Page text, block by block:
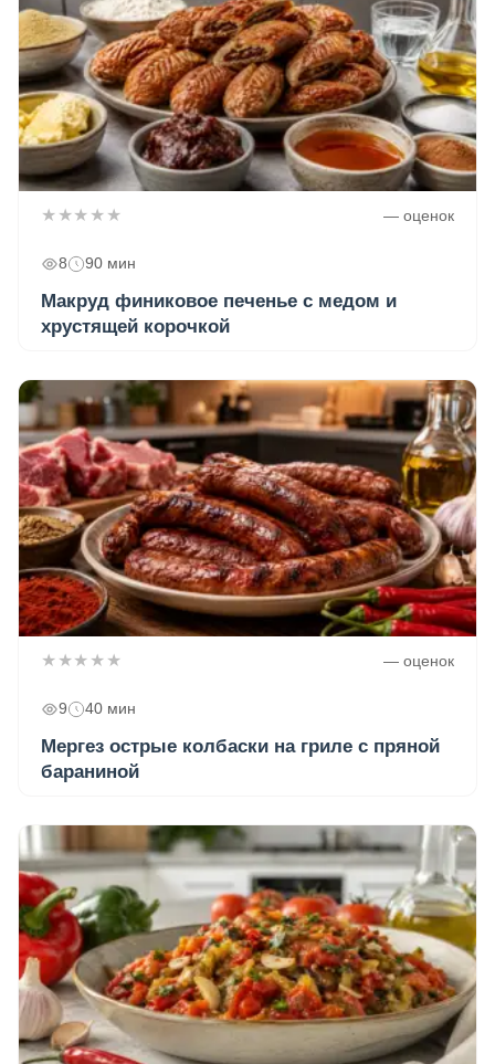
★★★★★ — оценок
8 90 мин
Макруд финиковое печенье с медом и
хрустящей корочкой
★★★★★ — оценок
9 40 мин
Мергез острые колбаски на гриле с пряной
бараниной